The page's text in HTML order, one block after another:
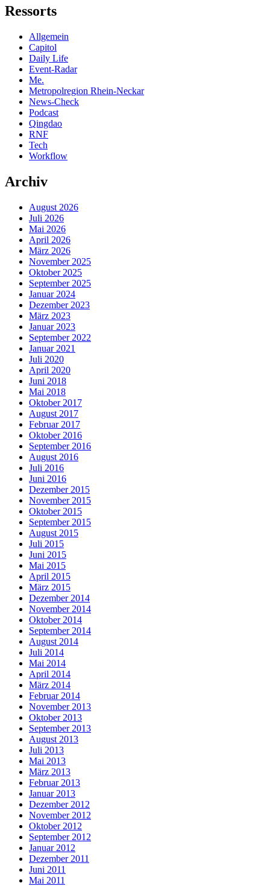
Ressorts
Allgemein
Capitol
Daily Life
Event-Radar
Me.
Metropolregion Rhein-Neckar
News-Check
Podcast
Qingdao
RNF
Tech
Workflow
Archiv
August 2026
Juli 2026
Mai 2026
April 2026
März 2026
November 2025
Oktober 2025
September 2025
Januar 2024
Dezember 2023
März 2023
Januar 2023
September 2022
Januar 2021
Juli 2020
April 2020
Juni 2018
Mai 2018
Oktober 2017
August 2017
Februar 2017
Oktober 2016
September 2016
August 2016
Juli 2016
Juni 2016
Dezember 2015
November 2015
Oktober 2015
September 2015
August 2015
Juli 2015
Juni 2015
Mai 2015
April 2015
März 2015
Dezember 2014
November 2014
Oktober 2014
September 2014
August 2014
Juli 2014
Mai 2014
April 2014
März 2014
Februar 2014
November 2013
Oktober 2013
September 2013
August 2013
Juli 2013
Mai 2013
März 2013
Februar 2013
Januar 2013
Dezember 2012
November 2012
Oktober 2012
September 2012
Januar 2012
Dezember 2011
Juni 2011
Mai 2011